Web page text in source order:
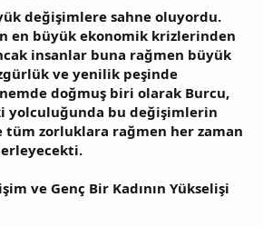
değişimlere sahne oluyordu.
en büyük ekonomik krizlerinden
insanlar buna rağmen büyük
ve yenilik peşinde
doğmuş biri olarak Burcu,
yolculuğunda bu değişimlerin
tüm zorluklara rağmen her zaman
ve Genç Bir Kadının Yükselişi